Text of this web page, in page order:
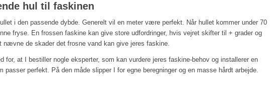
hul til faskinen
i den passende dybde. Generelt vil en meter være perfekt. Når hullet kommer under 70
fryse. En frossen faskine kan give store udfordringer, hvis vejret skifter til + grader og
nævne de skader det frosne vand kan give jeres faskine.
for, at I bestiller nogle eksperter, som kan vurdere jeres faskine-behov og installerer en
passer perfekt. På den måde slipper I for egne beregninger og en masse hårdt arbejde.